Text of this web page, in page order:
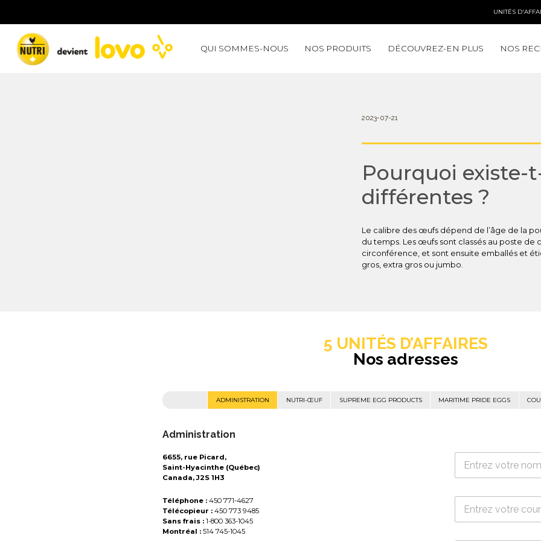
UNITÉS
QUI SOMMES-NOUS NOS PRODUITS DÉCOUVREZ-EN PLUS NOS
2023-07-21
Pourquoi existe-
différentes ?
Le calibre des œufs dépend de l’âge de la
du temps. Les œufs sont classés au poste
circonférence, et sont ensuite emballés et
gros, extra gros ou jumbo.
5 UNITÉS D’AFFAIRES
Nos adresses
ADMINISTRATION NUTRI-ŒUF SUPREME EGG PRODUCTS MARITIME PRIDE EGGS
Administration
6655, rue Picard,
Saint-Hyacinthe (Québec)
Canada, J2S 1H3
Téléphone :450 771-4627
Télécopieur :450 773 9485
Sans frais :1-800 363-1045
Montréal :514 745-1045
m
u